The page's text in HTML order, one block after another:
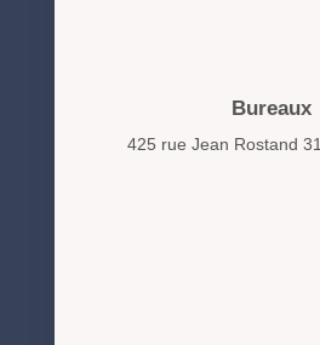
Bureaux
425 rue Jean Rostand